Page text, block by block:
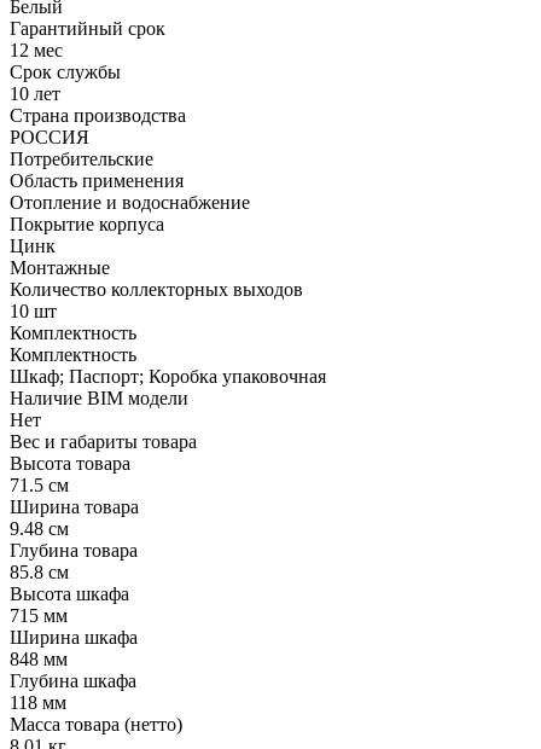
Белый
Гарантийный срок
12 мес
Срок службы
10 лет
Страна производства
РОССИЯ
Потребительские
Область применения
Отопление и водоснабжение
Покрытие корпуса
Цинк
Монтажные
Количество коллекторных выходов
10 шт
Комплектность
Комплектность
Шкаф; Паспорт; Коробка упаковочная
Наличие BIM модели
Нет
Вес и габариты товара
Высота товара
71.5 см
Ширина товара
9.48 см
Глубина товара
85.8 см
Высота шкафа
715 мм
Ширина шкафа
848 мм
Глубина шкафа
118 мм
Масса товара (нетто)